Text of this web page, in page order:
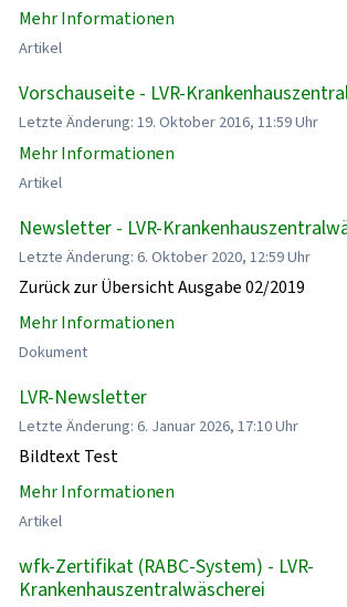
Mehr Informationen
Artikel
Vorschauseite - LVR-
Letzte Änderung: 19. Oktober 2016, 11:59 Uhr
Mehr Informationen
Artikel
Newsletter - LVR-
Letzte Änderung: 6. Oktober 2020, 12:59 Uhr
Zurück zur Übersicht Ausgabe 02/2019
Mehr Informationen
Dokument
LVR-Newsletter
Letzte Änderung: 6. Januar 2026, 17:10 Uhr
Bildtext Test
Mehr Informationen
Artikel
wfk-Zertifikat (RABC-System) - LVR-
Krankenhauszentralwäscherei